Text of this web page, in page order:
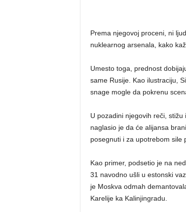
Prema njegovoj proceni, ni
nuklearnog arsenala, kako
Umesto toga, prednost
same Rusije. Kao ilustraciju,
snage mogle da pokrenu
U pozadini njegovih reči,
naglasio je da će alijansa
posegnuti i za upotrebom sile
Kao primer, podsetio je na
31 navodno ušli u estonski
je Moskva odmah
Karelije ka Kalinjingradu.